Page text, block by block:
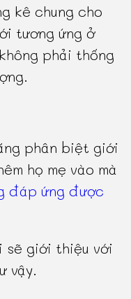
kê chung cho
tương ứng ở
phải thống
phân biệt giới
họ mẹ vào mà
đáp ứng được
sẽ giới thiệu với
vậy.